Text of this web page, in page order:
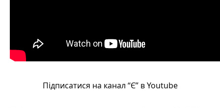
Підписатися на канал “Є” в Youtube